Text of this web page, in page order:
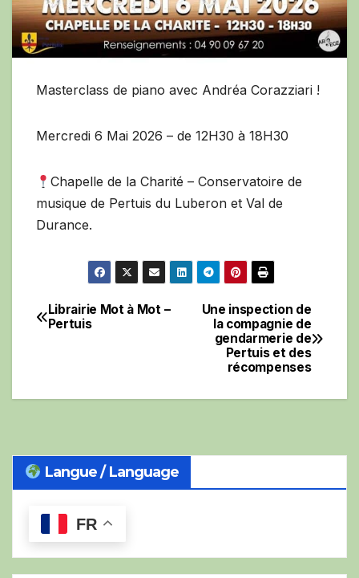
Masterclass de piano avec Andréa Corazziari !
Mercredi 6 Mai 2026 – de 12H30 à 18H30
Chapelle de la Charité – Conservatoire de
musique de Pertuis du Luberon et Val de
Durance.
Navigation
Une inspection de
la compagnie de
gendarmerie de
Pertuis et des
récompenses
Librairie Mot à Mot –
Pertuis
Langue / Language
FR